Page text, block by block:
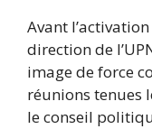
Avant
direction de
image de force
réunions tenues
le conseil